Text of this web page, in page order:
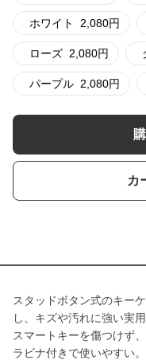
ホワイト 2,080円
ローズ 2,080円
パープル 2,080円
カ
スタッドボタン式のキー
し、キズや汚れに強い実用
スマートキーを傷つけず
ラビナ付きで使いやすい。